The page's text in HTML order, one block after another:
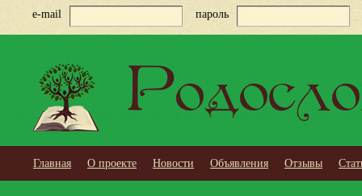
e-mail пароль
Главная О проекте Новости Объявления Отзывы